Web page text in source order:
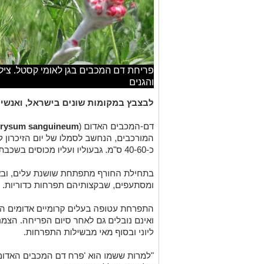
פריחת דם המכבים בגן לאומי קסטל.
והגנים
לבצבץ במקומות שונים בישראל,
דם-המכבים האדום (sanguineum
המורכבים, הנחשב לסמלו של יום הזיכרון
כ-40-60 ס"מ. גבעוליו ועליו מכוסים בשכבת לבד לבנה.
ומסתעפים, שבקצותיהם תפרחות כדוריות.
התפרחת עטופה בעלים קרומיים אדומים
ליוני ובסוף מאי מבשילות התפרחות.
שלו הוא בכלל צהוב-קרם.
הכדורים האדומים שאנחנו רואים, הם
וצבעם ונותנים לצמח את תכונת ה'אלמוות'